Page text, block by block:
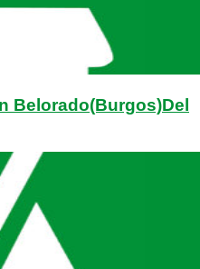
Belorado(Burgos)Del